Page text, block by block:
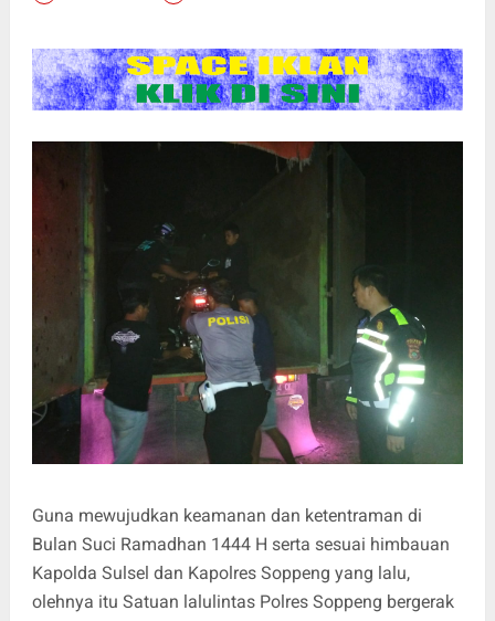
Guna mewujudkan keamanan dan ketentraman di
Bulan Suci Ramadhan 1444 H serta sesuai himbauan
Kapolda Sulsel dan Kapolres Soppeng yang lalu,
olehnya itu Satuan lalulintas Polres Soppeng bergerak